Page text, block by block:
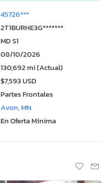
45726***
2T1BURHE3G*******
MD S1
08/10/2026
130,692 mi (Actual)
$7,593 USD
Partes Frontales
Avon, MN
En Oferta Mínima